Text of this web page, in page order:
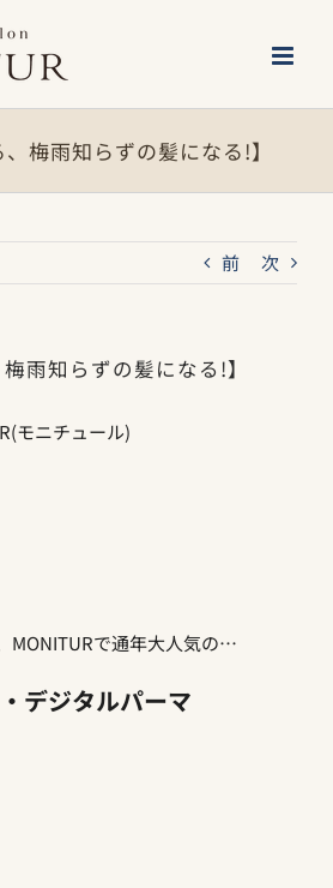
、梅雨知らずの髪になる!】
前 次
雨知らずの髪になる!】
モニチュール)
MONITURで通年大人気の…
デジタルパーマ